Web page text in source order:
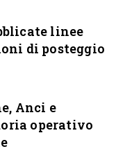
linee
di posteggio
Anci e
operativo